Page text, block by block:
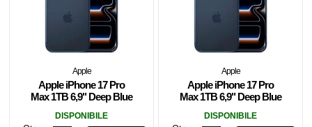
Apple
Apple iPhone 17 Pro
Max 1TB 6,9" Deep Blue
DISPONIBILE
Apple
Apple iPhone 17 Pro
Max 1TB 6,9" Deep Blue
DISPONIBILE